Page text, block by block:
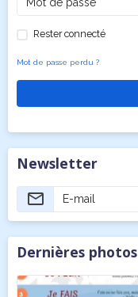
Rester connecté
Mot de passe perdu ?
Newsletter
Dernières photos